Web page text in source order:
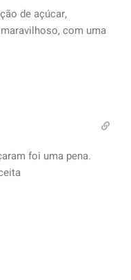
de açúcar,
com uma
foi uma pena.